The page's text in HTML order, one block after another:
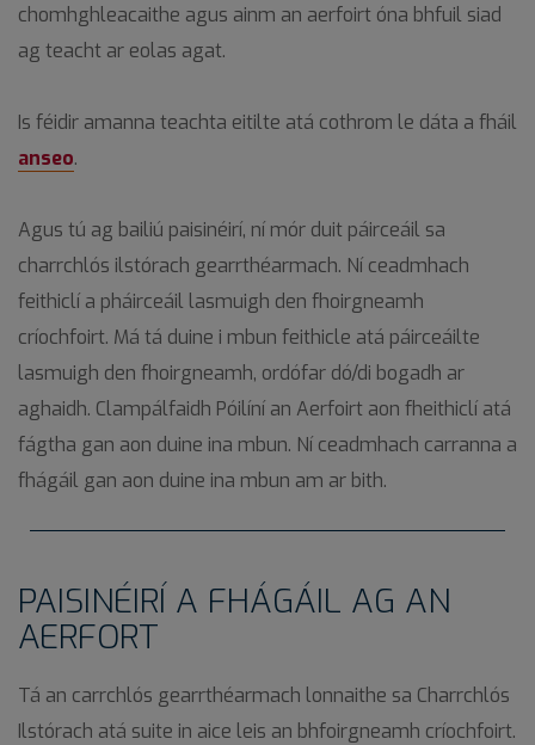
chomhghleacaithe agus ainm an aerfoirt óna bhfuil siad
ag teacht ar eolas agat.
Is féidir amanna teachta eitilte atá cothrom le dáta a fháil
anseo.
Agus tú ag bailiú paisinéirí, ní mór duit páirceáil sa
charrchlós ilstórach gearrthéarmach. Ní ceadmhach
feithiclí a pháirceáil lasmuigh den fhoirgneamh
críochfoirt. Má tá duine i mbun feithicle atá páirceáilte
lasmuigh den fhoirgneamh, ordófar dó/di bogadh ar
aghaidh. Clampálfaidh Póilíní an Aerfoirt aon fheithiclí atá
fágtha gan aon duine ina mbun. Ní ceadmhach carranna a
fhágáil gan aon duine ina mbun am ar bith.
PAISINÉIRÍ A FHÁGÁIL AG AN
AERFORT
Tá an carrchlós gearrthéarmach lonnaithe sa Charrchlós
Ilstórach atá suite in aice leis an bhfoirgneamh críochfoirt.